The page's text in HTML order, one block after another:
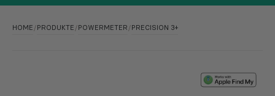
HOME /PRODUKTE /POWERMETER /PRECISION 3+